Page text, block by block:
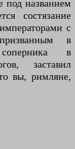
под названием
состязание
с
в
соперника в
заставил
вы, римляне,